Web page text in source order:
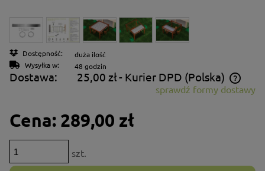
Dostępność:
duża ilość
Wysyłka w:
48 godzin
Dostawa: 25,00 zł- Kurier DPD (Polska)
Cena nie zawiera ewentualnych kosztów płatnościsprawdź formy dostawy
Cena: 289,00 zł
szt.